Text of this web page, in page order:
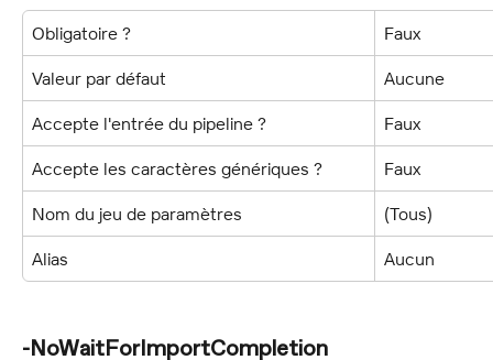
Obligatoire ? Faux
Valeur par défaut Aucune
Accepte l'entrée du pipeline ? Faux
Accepte les caractères génériques ? Faux
Nom du jeu de paramètres (Tous)
Alias Aucun
-NoWaitForImportCompletion